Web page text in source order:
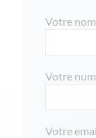
Votre
Votre
Votre